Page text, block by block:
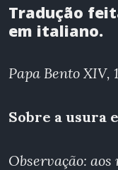
Tradução
em italiano.
Papa Bento XIV,
Sobre a usura
Observação: